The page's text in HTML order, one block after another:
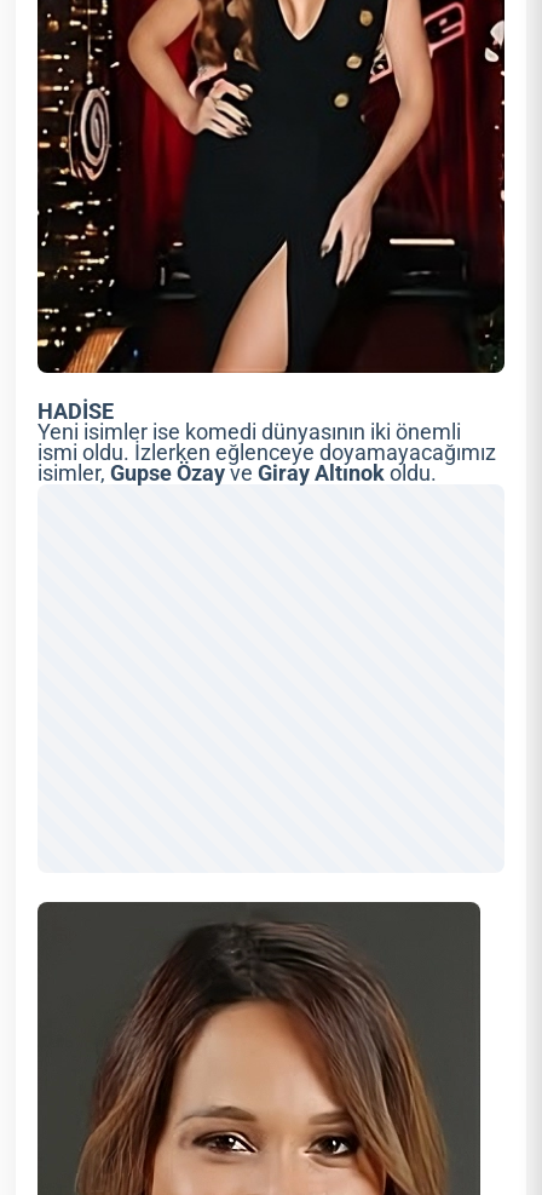
HADİSE
Yeni isimler ise komedi dünyasının iki önemli
ismi oldu. İzlerken eğlenceye doyamayacağımız
isimler,Gupse Özayve Giray Altınokoldu.